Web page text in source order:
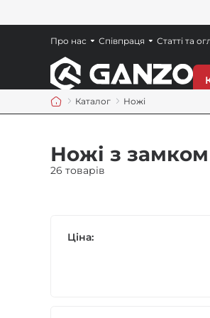
Про нас Співпраця Статті та
Каталог Ножі
Ножі з
26 товарів
Ціна: